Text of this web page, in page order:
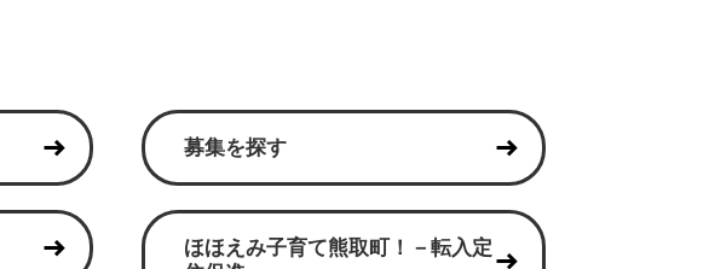
募集を探す
ほほえみ子育て熊取町！－転入定